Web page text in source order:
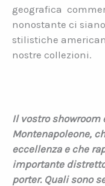
geografica
nonostante ci
stilistiche
nostre collezioni.
Il vostro showroom
Montenapoleone,
eccellenza e che
importante
porter. Quali sono